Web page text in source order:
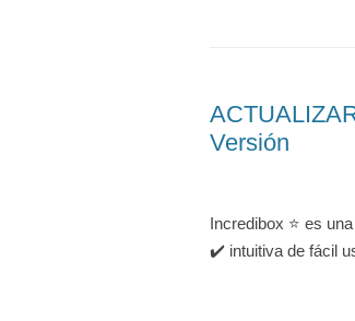
Versión
Incredibox ⭐ es
✔️ intuitiva de fácil